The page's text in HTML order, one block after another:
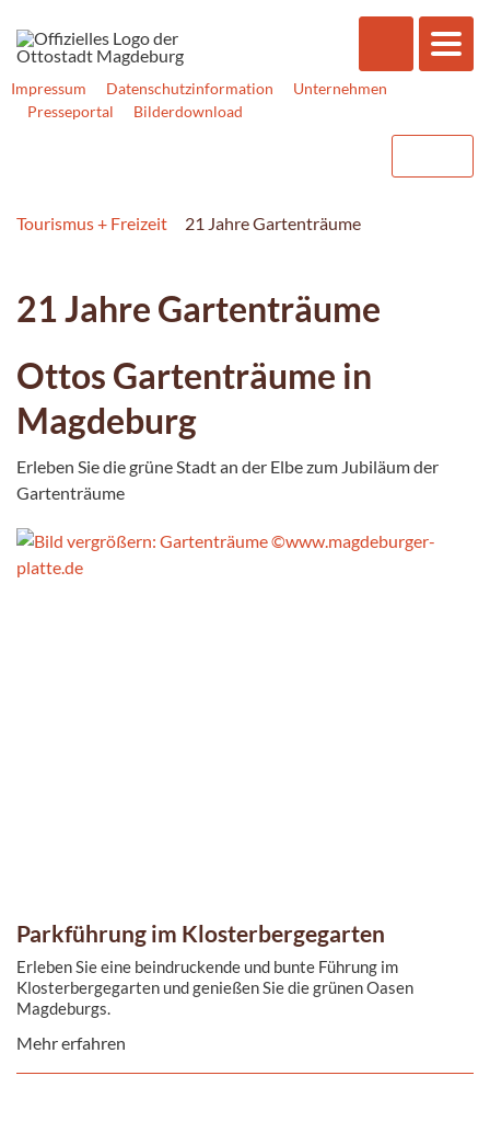
Impressum Datenschutzinformation
Unternehmen
Presseportal
Bilderdownload
Tourismus + Freizeit 21 Jahre Gartenträume
21 Jahre Gartenträume
Ottos Gartenträume in
Magdeburg
Erleben Sie die grüne Stadt an der Elbe zum Jubiläum der
Gartenträume
Parkführung im Klosterbergegarten
Erleben Sie eine beindruckende und bunte Führung im
Klosterbergegarten und genießen Sie die grünen Oasen
Magdeburgs.
Mehr erfahren